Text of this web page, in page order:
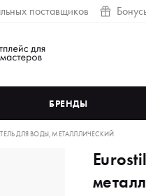
поставщиков
БРЕНДЫ
ДЛЯ ВОДЫ, МЕТАЛЛЛИЧЕСКИЙ